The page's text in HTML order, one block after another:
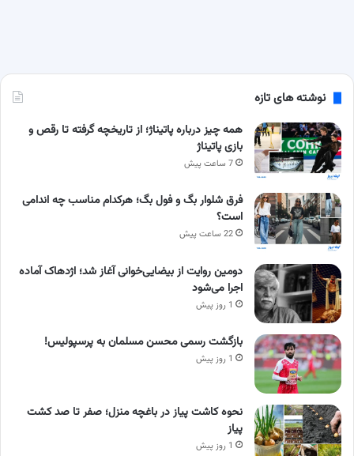
نوشته های تازه
همه چیز درباره پاتیناژ؛ از تاریخچه گرفته تا رقص و
بازی پاتیناژ
7 ساعت پیش
فرق شلوار بگ و فول بگ؛ هرکدام مناسب چه اندامی
است؟
22 ساعت پیش
دومین روایت از بیضایی‌خوانی آغاز شد؛ اژدهاک آماده
اجرا می‌شود
1 روز پیش
بازگشت رسمی محسن مسلمان به پرسپولیس!
1 روز پیش
نحوه کاشت پیاز در باغچه منزل؛ صفر تا صد کشت
پیاز
1 روز پیش